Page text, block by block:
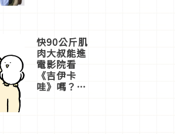
快90公斤肌
肉大叔能進
電影院看
《吉伊卡
哇》嗎？日